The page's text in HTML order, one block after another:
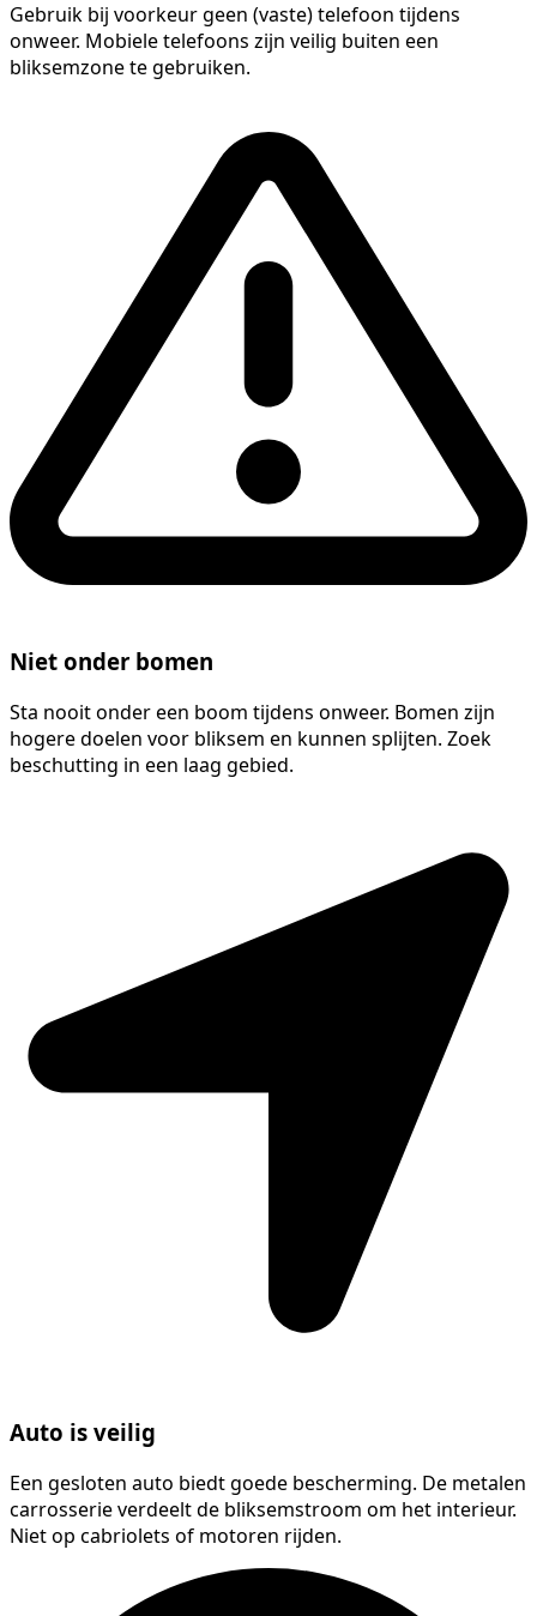
Gebruik bij voorkeur geen (vaste) telefoon tijdens
onweer. Mobiele telefoons zijn veilig buiten een
bliksemzone te gebruiken.
Niet onder bomen
Sta nooit onder een boom tijdens onweer. Bomen zijn
hogere doelen voor bliksem en kunnen splijten. Zoek
beschutting in een laag gebied.
Auto is veilig
Een gesloten auto biedt goede bescherming. De metalen
carrosserie verdeelt de bliksemstroom om het interieur.
Niet op cabriolets of motoren rijden.